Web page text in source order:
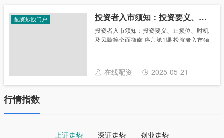
配资炒股门户 投资者入市须知：投资要义、止损位、时机及风险等全面指南
投资者入市须知：投资要义、止损位、时机
及风险等全面指南 序言第1课 投资者入市须
的铁律 股票的风险......
在线配资 2025-05-21
行情指数
上证走势 深证走势 创业走势